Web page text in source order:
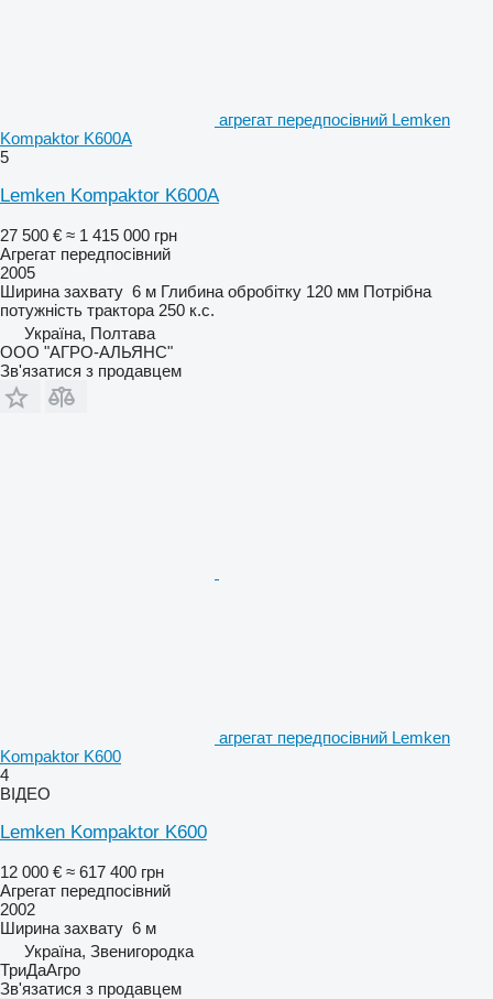
агрегат передпосівний Lemken
Kompaktor K600A
5
Lemken Kompaktor K600A
27 500 € ≈ 1 415 000 грн
Агрегат передпосівний
2005
Ширина захвату 6 м Глибина обробітку 120 мм Потрібна
потужність трактора 250 к.с.
Україна, Полтава
ООО "АГРО-АЛЬЯНС"
Зв'язатися з продавцем
агрегат передпосівний Lemken
Kompaktor K600
4
ВІДЕО
Lemken Kompaktor K600
12 000 € ≈ 617 400 грн
Агрегат передпосівний
2002
Ширина захвату 6 м
Україна, Звенигородка
ТриДаАгро
Зв'язатися з продавцем